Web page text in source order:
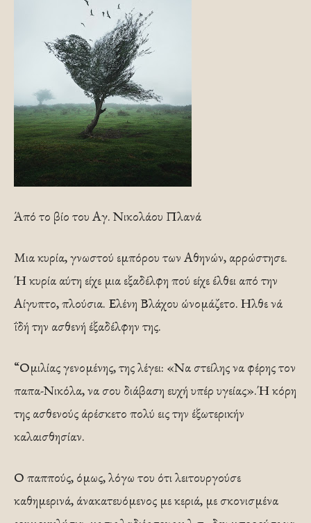
Άπό το βίο του Αγ. Νικολάου Πλανά
Μια κυρία, γνωστού εμπόρου των Αθηνών, αρρώστη­σε.
Ή κυρία αύτη είχε μια εξαδέλφη πού είχε έλθει από την
Αίγυπτο, πλούσια. Ελένη Βλάχου ώνομάζετο. Ηλθε νά
ΐδή την ασθενή έξαδέλφην της.
“Ομιλίας γενομένης, της λέγει: «Να στείλης να φέρης τον
παπα-Νικόλα, να σου διάβαση ευχή υπέρ υγείας».Ή κόρη
της ασθενούς άρέσκετο πολύ εις την έξωτερικήν
καλαισθησίαν.
Ο παππούς, όμως, λόγω του ότι λει­τουργούσε
καθημερινά, άνακατευόμενος με κεριά, με σκονισμένα